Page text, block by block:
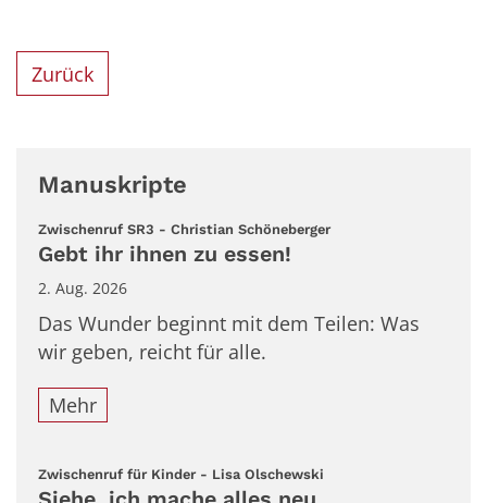
Zurück
Manuskripte
Zwischenruf SR3 - Christian Schöneberger:
Gebt ihr ihnen zu essen!
2. Aug. 2026
Das Wunder beginnt mit dem Teilen: Was
wir geben, reicht für alle.
Mehr
Zwischenruf für Kinder - Lisa Olschewski